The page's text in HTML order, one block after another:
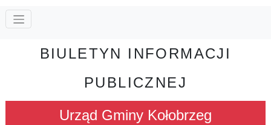
BIULETYN INFORMACJI
PUBLICZNEJ
Urząd Gminy Kołobrzeg